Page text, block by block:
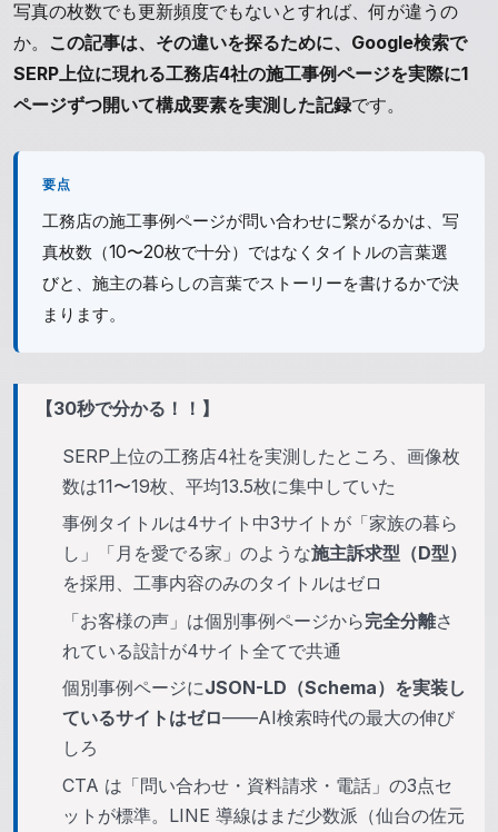
写真の枚数でも更新頻度でもないとすれば、何が違うの
か。 この記事は、その違いを探るために、Google検索で
SERP上位に現れる工務店4社の施工事例ページを実際に1
ページずつ開いて構成要素を実測した記録です。
要点
工務店の施工事例ページが問い合わせに繋がるかは、写
真枚数（10〜20枚で十分）ではなくタイトルの言葉選
びと、施主の暮らしの言葉でストーリーを書けるかで決
まります。
【30秒で分かる！！】
SERP上位の工務店4社を実測したところ、画像枚
数は11〜19枚、平均13.5枚に集中していた
事例タイトルは4サイト中3サイトが「家族の暮ら
し」「月を愛でる家」のような施主訴求型（D型）
を採用、工事内容のみのタイトルはゼロ
「お客様の声」は個別事例ページから完全分離さ
れている設計が4サイト全てで共通
個別事例ページにJSON-LD（Schema）を実装し
ているサイトはゼロ——AI検索時代の最大の伸び
しろ
CTA は「問い合わせ・資料請求・電話」の3点セ
ットが標準。LINE 導線はまだ少数派（仙台の佐元